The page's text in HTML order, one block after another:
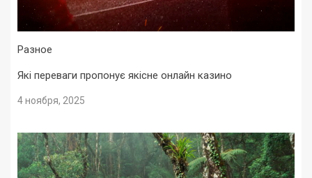
Разное
Які переваги пропонує якісне онлайн казино
4 ноября, 2025